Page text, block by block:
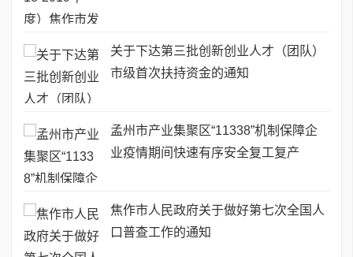
关于下达第三批创新创业人才（团队）
市级首次扶持资金的通知
孟州市产业集聚区“11338”机制保障企
业疫情期间快速有序安全复工复产
焦作市人民政府关于做好第七次全国人
口普查工作的通知